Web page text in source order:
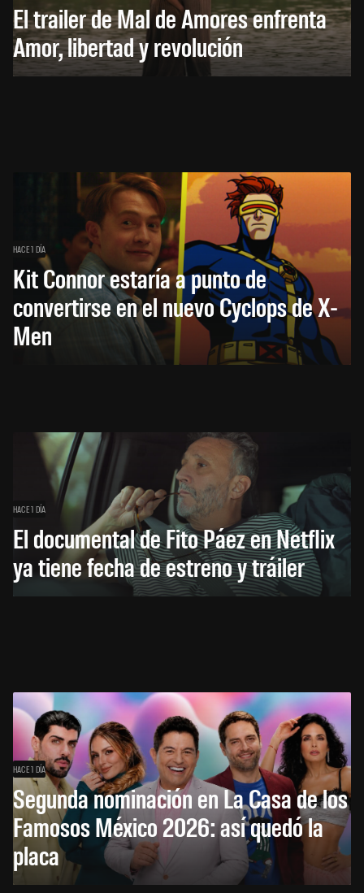
El trailer de Mal de Amores enfrenta
Amor, libertad y revolución
HACE 1 DÍA
Kit Connor estaría a punto de
convertirse en el nuevo Cyclops de X-
Men
HACE 1 DÍA
El documental de Fito Páez en Netflix
ya tiene fecha de estreno y tráiler
HACE 1 DÍA
Segunda nominación en La Casa de los
Famosos México 2026: así quedó la
placa